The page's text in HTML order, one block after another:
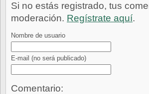
Si no estás registrado, tus
moderación. Regístrate aquí.
Nombre de usuario
E-mail (no será publicado)
Comentario: